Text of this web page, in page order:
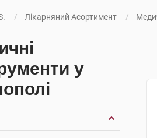
Лікарняний Асортимент
у